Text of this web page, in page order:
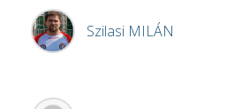
Szilasi MILÁN